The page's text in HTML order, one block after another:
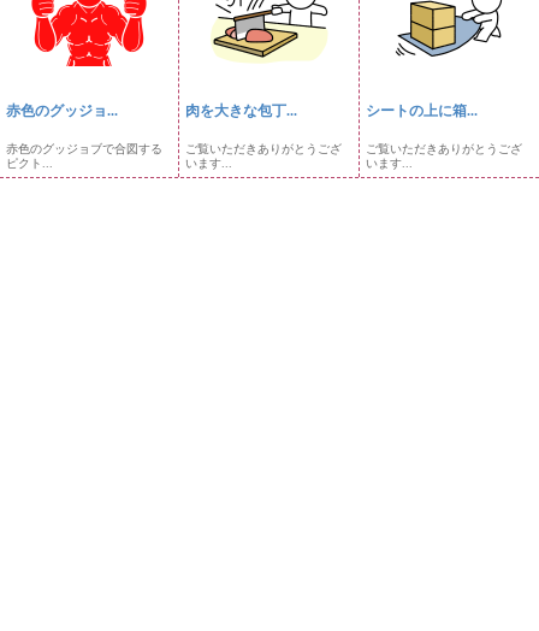
赤色のグッジョ...
赤色のグッジョブで合図する
ピクト...
肉を大きな包丁...
ご覧いただきありがとうござ
います...
シートの上に箱...
ご覧いただきありがとうござ
います...